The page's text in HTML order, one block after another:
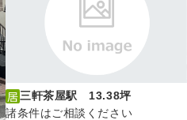
三軒茶屋駅 13.38坪
諸条件はご相談ください